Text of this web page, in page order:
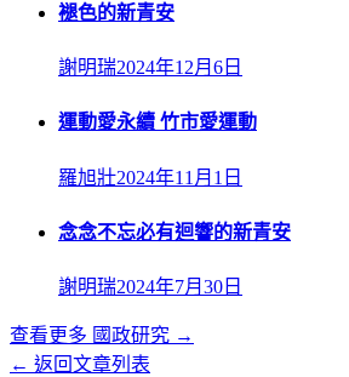
褪色的新青安
謝明瑞2024年12月6日
運動愛永續 竹市愛運動
羅旭壯2024年11月1日
念念不忘必有迴響的新青安
謝明瑞2024年7月30日
查看更多 國政研究 →
← 返回文章列表